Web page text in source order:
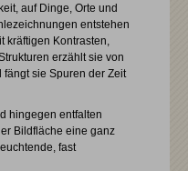
auf Dinge, Orte und
entstehen
kräftigen Kontrasten,
erzählt sie von
sie Spuren der Zeit
hingegen entfalten
Bildfläche eine ganz
fast